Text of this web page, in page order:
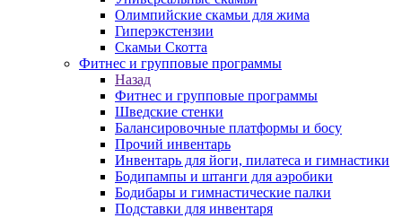
Олимпийские скамьи для жима
Гиперэкстензии
Скамьи Скотта
Фитнес и групповые программы
Назад
Фитнес и групповые программы
Шведские стенки
Балансировочные платформы и босу
Прочий инвентарь
Инвентарь для йоги, пилатеса и гимнастики
Бодипампы и штанги для аэробики
Бодибары и гимнастические палки
Подставки для инвентаря